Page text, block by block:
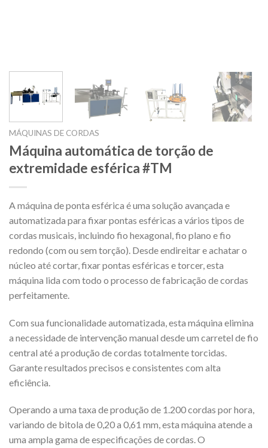
MÁQUINAS DE CORDAS
Máquina automática de torção de
extremidade esférica #TM
A máquina de ponta esférica é uma solução avançada e
automatizada para fixar pontas esféricas a vários tipos de
cordas musicais, incluindo fio hexagonal, fio plano e fio
redondo (com ou sem torção). Desde endireitar e achatar o
núcleo até cortar, fixar pontas esféricas e torcer, esta
máquina lida com todo o processo de fabricação de cordas
perfeitamente.
Com sua funcionalidade automatizada, esta máquina elimina
a necessidade de intervenção manual desde um carretel de fio
central até a produção de cordas totalmente torcidas.
Garante resultados precisos e consistentes com alta
eficiência.
Operando a uma taxa de produção de 1.200 cordas por hora,
variando de bitola de 0,20 a 0,61 mm, esta máquina atende a
uma ampla gama de especificações de cordas. O